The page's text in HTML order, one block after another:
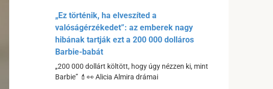
„Ez történik, ha elveszíted a
valóságérzékedet”: az emberek nagy
hibának tartják ezt a 200 000 dolláros
Barbie-babát
„200 000 dollárt költött, hogy úgy nézzen ki, mint
Barbie” 💄👀 Alicia Almira drámai